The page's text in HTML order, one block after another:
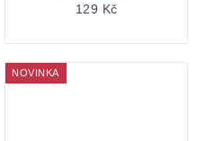
129 Kč
NOVINKA